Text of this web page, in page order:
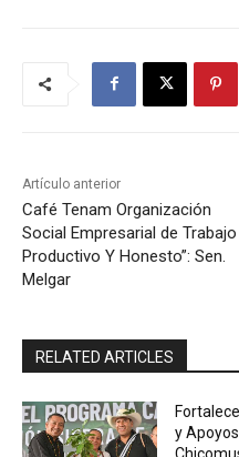
Artículo anterior
Café Tenam Organización
Social Empresarial de Trabajo
Productivo Y Honesto”: Sen.
Melgar
RELATED ARTICLES
y